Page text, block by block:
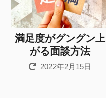
満足度がグングン上
がる面談方法
2022年2月15日